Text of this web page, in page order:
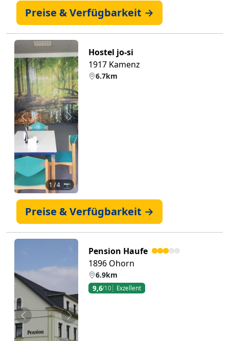
Preise & Verfügbarkeit →
Zurück Weiter
1 / 4 📷
Hostel jo-si
1917 Kamenz
6.7km
Preise & Verfügbarkeit →
Zurück Weiter
Pension Haufe
1896 Ohorn
6.9km
9,6/10 Exzellent